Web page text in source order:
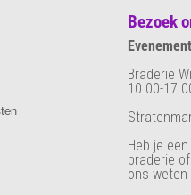
Bezoek
Braderie
10.00-
Heb je
braderie
ons weten